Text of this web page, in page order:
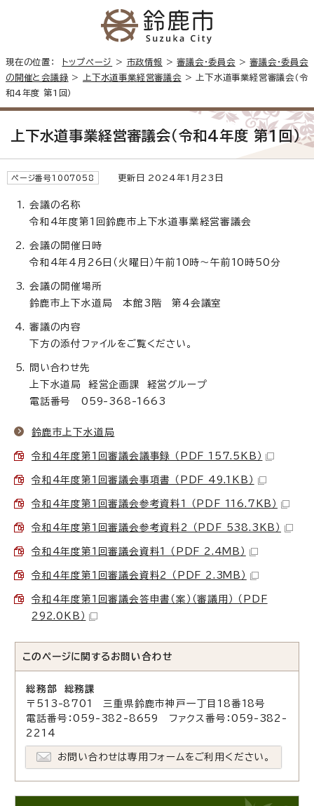
現在の位置： トップページ > 市政情報 >審議会・委員会 >審議会・委員会
の開催と会議録 > 上下水道事業経営審議会 > 上下水道事業経営審議会（令
和4年度 第1回）
上下水道事業経営審議会（令和4年度 第1回）
ページ番号1007058 更新日 2024年1月23日
会議の名称
令和4年度第1回鈴鹿市上下水道事業経営審議会
会議の開催日時
令和4年4月26日（火曜日）午前10時～午前10時50分
会議の開催場所
鈴鹿市上下水道局 本館3階 第4会議室
審議の内容
下方の添付ファイルをご覧ください。
問い合わせ先
上下水道局 経営企画課 経営グループ
電話番号 059-368-1663
鈴鹿市上下水道局
令和4年度第1回審議会議事録 （PDF 157.5KB）
令和4年度第1回審議会事項書 （PDF 49.1KB）
令和4年度第1回審議会参考資料1 （PDF 116.7KB）
令和4年度第1回審議会参考資料2 （PDF 538.3KB）
令和4年度第1回審議会資料1 （PDF 2.4MB）
令和4年度第1回審議会資料2 （PDF 2.3MB）
令和4年度第1回審議会答申書（案）（審議用） （PDF
292.0KB）
このページに関する お問い合わせ
総務部 総務課
〒513-8701 三重県鈴鹿市神戸一丁目18番18号
電話番号：059-382-8659 ファクス番号：059-382-
2214
お問い合わせは専用フォームをご利用ください。